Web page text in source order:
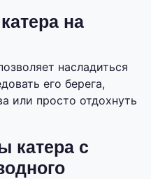
на
насладиться
его берега,
или просто отдохнуть
катера с